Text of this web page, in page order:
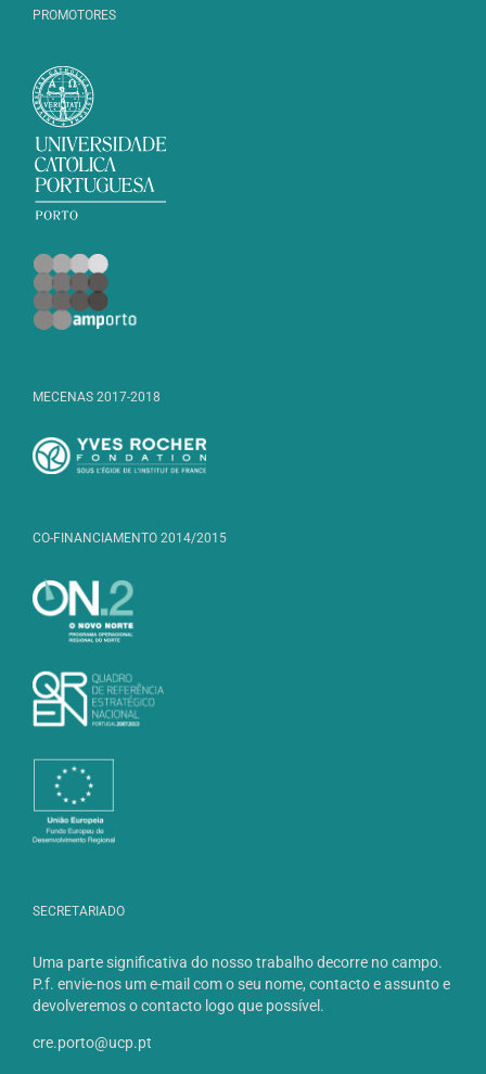
PROMOTORES
MECENAS 2017-2018
CO-FINANCIAMENTO 2014/2015
SECRETARIADO
Uma parte significativa do nosso trabalho decorre no campo.
P.f. envie-nos um e-mail com o seu nome, contacto e assunto e
devolveremos o contacto logo que possível.
cre.porto@ucp.pt